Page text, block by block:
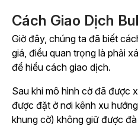
Cách Giao Dịch
Giờ đây, chúng ta đã biết
giá, điều quan trọng là phải
để hiểu cách giao dịch.
Sau khi mô hình cờ đã được
được đặt ở nơi kênh xu
khung cờ) không giữ được